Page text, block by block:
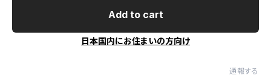
Add to cart
日本国内にお住まいの方向け
通報する